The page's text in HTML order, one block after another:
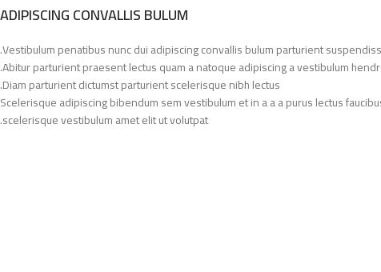
ADIPISCING CONVALLIS BULUM
Vestibulum penatibus nunc dui adipiscing convallis bulum parturient
Abitur parturient praesent lectus quam a natoque adipiscing a vestibulum
Diam parturient dictumst parturient scelerisque nibh lectus.
Scelerisque adipiscing bibendum sem vestibulum et in a a a purus lectus
scelerisque vestibulum amet elit ut volutpat.